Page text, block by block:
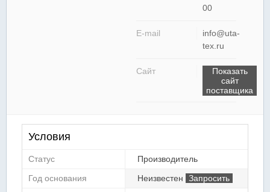
00
E-mail
info@uta-
tex.ru
Сайт
Показать
сайт
поставщика
Условия
Статус
Производитель
Год основания
Неизвестен
Запросить